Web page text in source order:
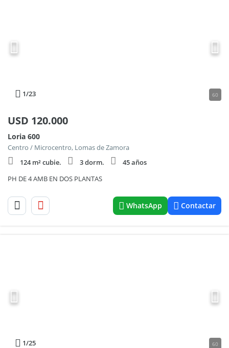
1/23 60
USD 120.000
Loria 600
Centro / Microcentro, Lomas de Zamora
124 m² cubie.
3 dorm.
45 años
PH DE 4 AMB EN DOS PLANTAS
WhatsApp Contactar
1/25 60